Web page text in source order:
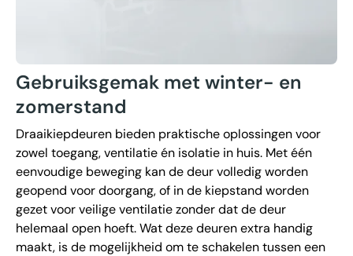
Gebruiksgemak met winter- en
zomerstand
Draaikiepdeuren bieden praktische oplossingen voor
zowel toegang, ventilatie én isolatie in huis. Met één
eenvoudige beweging kan de deur volledig worden
geopend voor doorgang, of in de kiepstand worden
gezet voor veilige ventilatie zonder dat de deur
helemaal open hoeft. Wat deze deuren extra handig
maakt, is de mogelijkheid om te schakelen tussen een